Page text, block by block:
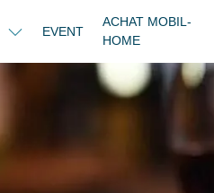
EVENT
ACHAT MOBIL-
HOME